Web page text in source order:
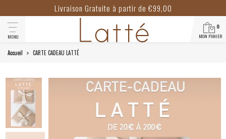
Livraison Gratuite à partir de €99,00
0
MON PANIER
MENU
Accueil CARTE CADEAU LATTÉ